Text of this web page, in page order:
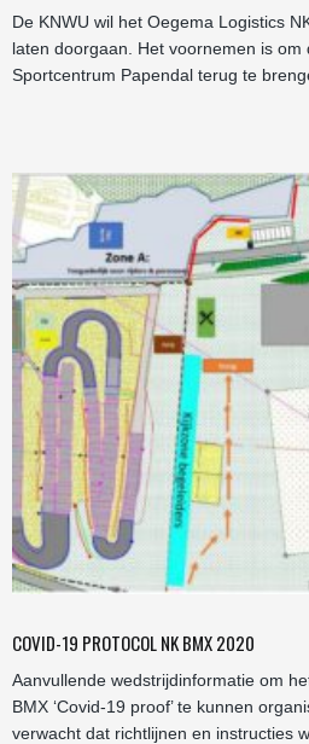
De KNWU wil het Oegema Logistics
laten doorgaan. Het voornemen is
Sportcentrum Papendal terug te
COVID-19 PROTOCOL NK BMX 2020
Aanvullende wedstrijdinformatie om
BMX ‘Covid-19 proof’ te kunnen
verwacht dat richtlijnen en instructies